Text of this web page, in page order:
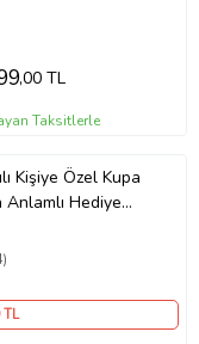
,00 TL
Taksitlerle
Kişiye Özel Kupa
Hediye
(Beyaz)
TL